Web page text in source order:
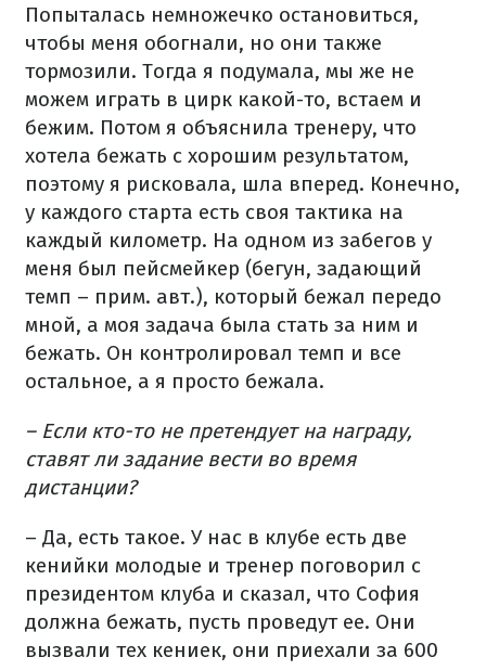
Попыталась немножечко остановиться,
чтобы меня обогнали, но они также
тормозили. Тогда я подумала, мы же не
можем играть в цирк какой-то, встаем и
бежим. Потом я объяснила тренеру, что
хотела бежать с хорошим результатом,
поэтому я рисковала, шла вперед. Конечно,
у каждого старта есть своя тактика на
каждый километр. На одном из забегов у
меня был пейсмейкер (бегун, задающий
темп – прим. авт.), который бежал передо
мной, а моя задача была стать за ним и
бежать. Он контролировал темп и все
остальное, а я просто бежала.
– Если кто-то не претендует на награду,
ставят ли задание вести во время
дистанции?
– Да, есть такое. У нас в клубе есть две
кенийки молодые и тренер поговорил с
президентом клуба и сказал, что София
должна бежать, пусть проведут ее. Они
вызвали тех кениек, они приехали за 600